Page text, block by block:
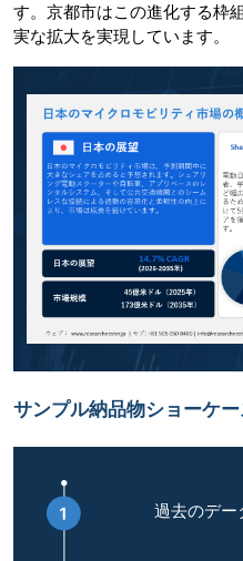
す。京都市はこの進化する枠
実な拡大を実現しています。
サンプル納品物ショーケー
過去のデー